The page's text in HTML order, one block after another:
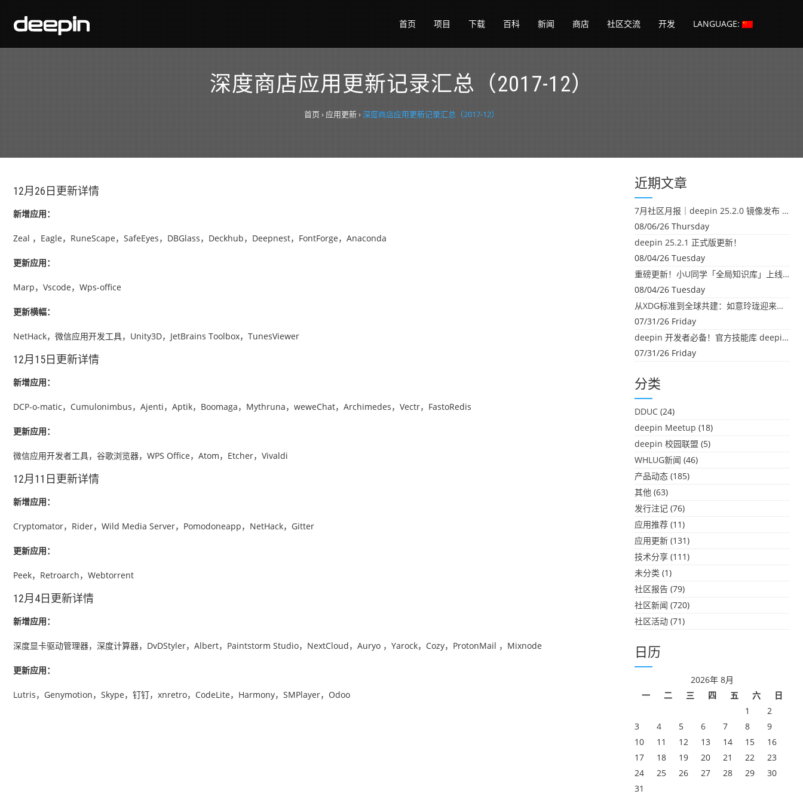
首页 项目 下载 百科 新闻 商店 社区交流 开发 LANGUAGE:
深度商店应用更新记录汇总（2017-12）
首页› 应用更新› 深度商店应用更新记录汇总（2017-12）
12月26日更新详情
新增应用：
Zeal ，Eagle，RuneScape，SafeEyes，DBGlass，Deckhub，Deepnest，FontForge，Anaconda
更新应用：
Marp，Vscode，Wps-office
更新横幅：
NetHack，微信应用开发工具，Unity3D，JetBrains Toolbox，TunesViewer
12月15日更新详情
新增应用：
DCP-o-matic，Cumulonimbus，Ajenti，Aptik，Boomaga，Mythruna，weweChat，Archimedes，Vectr，FastoRedis
更新应用：
微信应用开发者工具，谷歌浏览器，WPS Office，Atom，Etcher，Vivaldi
12月11日更新详情
新增应用：
Cryptomator，Rider，Wild Media Server，Pomodoneapp，NetHack，Gitter
更新应用：
Peek，Retroarch，Webtorrent
12月4日更新详情
新增应用：
深度显卡驱动管理器，深度计算器，DvDStyler，Albert，Paintstorm Studio，NextCloud，Auryo ，Yarock，Cozy，ProtonMail ，Mixnode
更新应用：
Lutris，Genymotion，Skype，钉钉，xnretro，CodeLite，Harmony，SMPlayer，Odoo
近期文章
7月社区月报｜deepin 25.2.0 镜像发布 & 小U同学定时任务上线
08/06/26 Thursday
deepin 25.2.1 正式版更新！
08/04/26 Tuesday
重磅更新！小U同学「全局知识库」上线：你的本地文件，终于"活"起来了
08/04/26 Tuesday
从XDG标准到全球共建：如意玲珑迎来首个海外开源贡献
07/31/26 Friday
deepin 开发者必备！官方技能库 deepin-skills 正式开源
07/31/26 Friday
分类
DDUC (24)
deepin Meetup (18)
deepin 校园联盟 (5)
WHLUG新闻 (46)
产品动态 (185)
其他 (63)
发行注记 (76)
应用推荐 (11)
应用更新 (131)
技术分享 (111)
未分类 (1)
社区报告 (79)
社区新闻 (720)
社区活动 (71)
日历
2026年 8月
一
二 三 四 五 六
日
1
2
3
4 5 6 7 8
9
10
11 12 13 14 15
16
17
18 19 20 21 22
23
24
25 26 27 28 29
30
31